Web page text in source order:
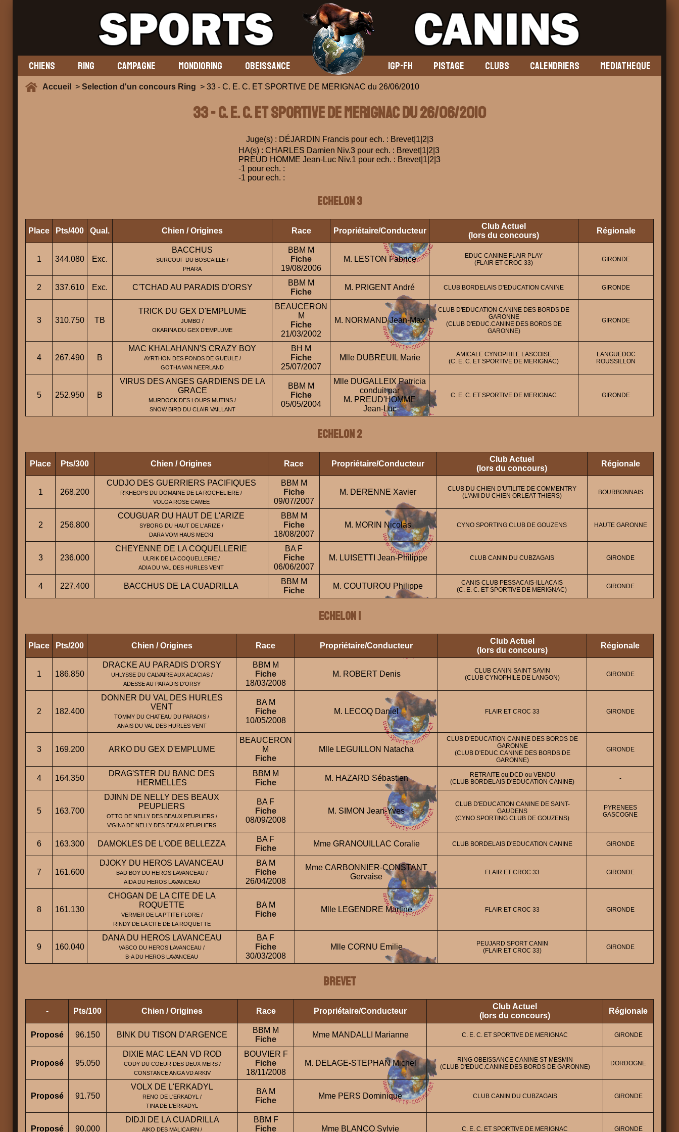
CHIENS RING CAMPAGNE MONDIORING OBEISSANCE IGP-FH PISTAGE CLUBS CALENDRIERS MEDIATHEQUE
Accueil > Selection d'un concours Ring > 33 - C. E. C. ET SPORTIVE DE MERIGNAC du 26/06/2010
33 - C. E. C. ET SPORTIVE DE MERIGNAC du 26/06/2010
Juge(s) : DÉJARDIN Francis pour ech. : Brevet|1|2|3
HA(s) : CHARLES Damien Niv.3 pour ech. : Brevet|1|2|3
PREUD HOMME Jean-Luc Niv.1 pour ech. : Brevet|1|2|3
-1 pour ech. :
-1 pour ech. :
ECHELON 3
Place Pts/400 Qual. Chien / Origines Race Propriétaire/Conducteur
Club Actuel
(lors du concours)
Régionale
1 344.080 Exc.
BACCHUS
SURCOUF DU BOSCAILLE /
PHARA
BBM M
Fiche
19/08/2006
M. LESTON Fabrice
EDUC CANINE FLAIR PLAY
(FLAIR ET CROC 33)
GIRONDE
2 337.610 Exc. C'TCHAD AU PARADIS D'ORSY
BBM M
Fiche
M. PRIGENT André CLUB BORDELAIS D'EDUCATION CANINE GIRONDE
3 310.750 TB
TRICK DU GEX D'EMPLUME
JUMBO /
OKARINA DU GEX D'EMPLUME
BEAUCERON
M
Fiche
21/03/2002
M. NORMAND Jean-Max
CLUB D'EDUCATION CANINE DES BORDS DE
GARONNE
(CLUB D'EDUC.CANINE DES BORDS DE
GARONNE)
GIRONDE
4 267.490 B
MAC KHALAHANN'S CRAZY BOY
AYRTHON DES FONDS DE GUEULE /
GOTHA VAN NEERLAND
BH M
Fiche
25/07/2007
Mlle DUBREUIL Marie
AMICALE CYNOPHILE LASCOISE
(C. E. C. ET SPORTIVE DE MERIGNAC)
LANGUEDOC
ROUSSILLON
5 252.950 B
VIRUS DES ANGES GARDIENS DE LA
GRACE
MURDOCK DES LOUPS MUTINS /
SNOW BIRD DU CLAIR VAILLANT
BBM M
Fiche
05/05/2004
Mlle DUGALLEIX Patricia
conduit par
M. PREUD'HOMME
Jean-Luc
C. E. C. ET SPORTIVE DE MERIGNAC GIRONDE
ECHELON 2
Place Pts/300 Chien / Origines Race Propriétaire/Conducteur
Club Actuel
(lors du concours)
Régionale
1 268.200
CUDJO DES GUERRIERS PACIFIQUES
R'KHEOPS DU DOMAINE DE LA ROCHELIERE /
VOLGA ROSE CAMEE
BBM M
Fiche
09/07/2007
M. DERENNE Xavier
CLUB DU CHIEN D'UTILITE DE COMMENTRY
(L'AMI DU CHIEN ORLEAT-THIERS)
BOURBONNAIS
2 256.800
COUGUAR DU HAUT DE L'ARIZE
SYBORG DU HAUT DE L'ARIZE /
DARA VOM HAUS MECKI
BBM M
Fiche
18/08/2007
M. MORIN Nicolas CYNO SPORTING CLUB DE GOUZENS HAUTE GARONNE
3 236.000
CHEYENNE DE LA COQUELLERIE
ULRIK DE LA COQUELLERIE /
ADIA DU VAL DES HURLES VENT
BA F
Fiche
06/06/2007
M. LUISETTI Jean-Philippe CLUB CANIN DU CUBZAGAIS GIRONDE
4 227.400 BACCHUS DE LA CUADRILLA
BBM M
Fiche
M. COUTUROU Philippe
CANIS CLUB PESSACAIS-ILLACAIS
(C. E. C. ET SPORTIVE DE MERIGNAC)
GIRONDE
ECHELON 1
Place Pts/200 Chien / Origines Race Propriétaire/Conducteur
Club Actuel
(lors du concours)
Régionale
1 186.850
DRACKE AU PARADIS D'ORSY
UHLYSSE DU CALVAIRE AUX ACACIAS /
ADESSE AU PARADIS D'ORSY
BBM M
Fiche
18/03/2008
M. ROBERT Denis
CLUB CANIN SAINT SAVIN
(CLUB CYNOPHILE DE LANGON)
GIRONDE
2 182.400
DONNER DU VAL DES HURLES
VENT
TOMMY DU CHATEAU DU PARADIS /
ANAIS DU VAL DES HURLES VENT
BA M
Fiche
10/05/2008
M. LECOQ Daniel FLAIR ET CROC 33 GIRONDE
3 169.200 ARKO DU GEX D'EMPLUME
BEAUCERON
M
Fiche
Mlle LEGUILLON Natacha
CLUB D'EDUCATION CANINE DES BORDS DE
GARONNE
(CLUB D'EDUC.CANINE DES BORDS DE
GARONNE)
GIRONDE
4 164.350
DRAG'STER DU BANC DES
HERMELLES
BBM M
Fiche
M. HAZARD Sébastien
RETRAITE ou DCD ou VENDU
(CLUB BORDELAIS D'EDUCATION CANINE)
-
5 163.700
DJINN DE NELLY DES BEAUX
PEUPLIERS
OTTO DE NELLY DES BEAUX PEUPLIERS /
V'GINA DE NELLY DES BEAUX PEUPLIERS
BA F
Fiche
08/09/2008
M. SIMON Jean-Yves
CLUB D'EDUCATION CANINE DE SAINT-
GAUDENS
(CYNO SPORTING CLUB DE GOUZENS)
PYRENEES
GASCOGNE
6 163.300 DAMOKLES DE L'ODE BELLEZZA
BA F
Fiche
Mme GRANOUILLAC Coralie CLUB BORDELAIS D'EDUCATION CANINE GIRONDE
7 161.600
DJOKY DU HEROS LAVANCEAU
BAD BOY DU HEROS LAVANCEAU /
AIDA DU HEROS LAVANCEAU
BA M
Fiche
26/04/2008
Mme CARBONNIER-CONSTANT
Gervaise
FLAIR ET CROC 33 GIRONDE
8 161.130
CHOGAN DE LA CITE DE LA
ROQUETTE
VERMER DE LA P’TITE FLORE /
RINDY DE LA CITE DE LA ROQUETTE
BA M
Fiche
Mlle LEGENDRE Martine FLAIR ET CROC 33 GIRONDE
9 160.040
DANA DU HEROS LAVANCEAU
VASCO DU HEROS LAVANCEAU /
B-A DU HEROS LAVANCEAU
BA F
Fiche
30/03/2008
Mlle CORNU Emilie
PEUJARD SPORT CANIN
(FLAIR ET CROC 33)
GIRONDE
BREVET
- Pts/100 Chien / Origines Race Propriétaire/Conducteur
Club Actuel
(lors du concours)
Régionale
Proposé 96.150 BINK DU TISON D'ARGENCE
BBM M
Fiche
Mme MANDALLI Marianne C. E. C. ET SPORTIVE DE MERIGNAC GIRONDE
Proposé 95.050
DIXIE MAC LEAN VD ROD
CODY DU COEUR DES DEUX MERS /
CONSTANCE ANGA VD ARKIV
BOUVIER F
Fiche
18/11/2008
M. DELAGE-STEPHAN Michel
RING OBEISSANCE CANINE ST MESMIN
(CLUB D'EDUC.CANINE DES BORDS DE GARONNE)
DORDOGNE
Proposé 91.750
VOLX DE L'ERKADYL
RENO DE L'ERKADYL /
TINA DE L'ERKADYL
BA M
Fiche
Mme PERS Dominique CLUB CANIN DU CUBZAGAIS GIRONDE
Proposé 90.000
DIDJI DE LA CUADRILLA
AIKO DES MALICAIRN /
BBM F
Fiche
Mme BLANCO Sylvie C. E. C. ET SPORTIVE DE MERIGNAC GIRONDE